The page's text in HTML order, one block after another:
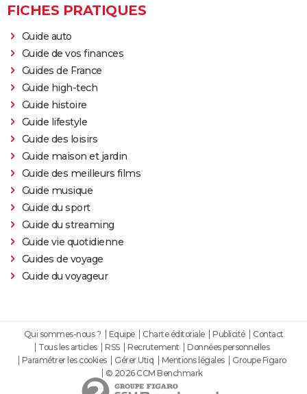
des avions pour les besoins du film ?
Hunger Games, Lever de soleil sur la Moisson : Effie,
Haymitch... des personnages bien connus dans la
bande-annonce
Doctor Strange 2 : que signifient les scènes post-
génériques ? On vous explique
Gladiator 2 : pourquoi cette suite risque-t-elle de
diviser les fans du film culte ?
Kraven le chasseur : le film Marvel s'offre une
sanglante bande-annonce, quelle date de sortie ?
Thunderbolts* : le dernier film Marvel vaut-il le
coup ? Les critiques sont (presque) unanimes
Mad Max Fury Road : synopsis, casting, bande-
annonce, streaming, avis...
John Wick 4 : casting, avis, critiques, suite, séances,
Boseman ?
Furiosa : que vaut le prequel de "Mad Max Fury
Road" ? Notre critique
The Batman : intrigue, casting, avis, streaming,
FICHES PRATIQUES
Guide auto
Guide de vos finances
Guides de France
Guide high-tech
Guide histoire
Guide lifestyle
Guide des loisirs
Guide maison et jardin
Guide des meilleurs films
Guide musique
Guide du sport
Guide du streaming
Guide vie quotidienne
Guides de voyage
Guide du voyageur
Qui sommes-nous ? Equipe Charte éditoriale Publicité
Contact
Tous les articles
RSS Recrutement
Données personnelles
Paramétrer les cookies
Gérer Utiq Mentions légales
Groupe Figaro
© 2026 CCM Benchmark